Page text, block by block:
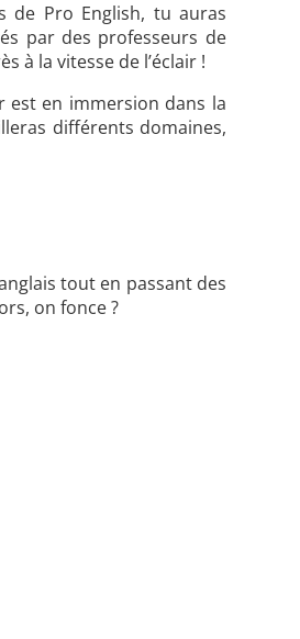
de Pro English, tu auras
par des professeurs de
à la vitesse de l’éclair !
est en immersion dans la
différents domaines,
tout en passant des
on fonce ?